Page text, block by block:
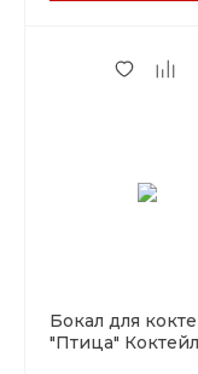
Бокал для
"Птица"